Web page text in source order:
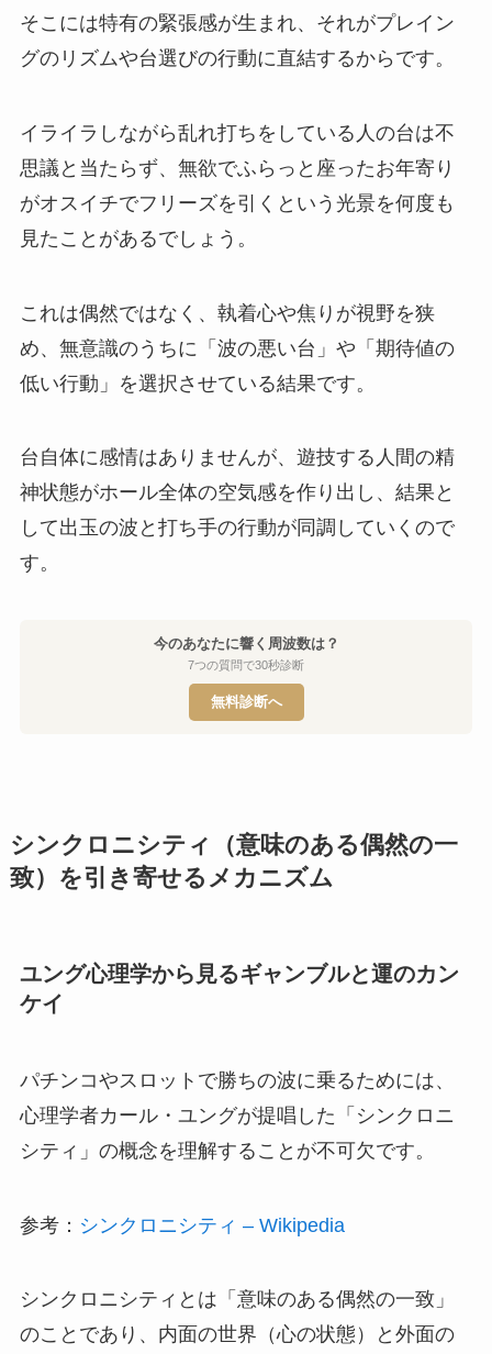
そこには特有の緊張感が生まれ、それがプレイン
グのリズムや台選びの行動に直結するからです。
イライラしながら乱れ打ちをしている人の台は不
思議と当たらず、無欲でふらっと座ったお年寄り
がオスイチでフリーズを引くという光景を何度も
見たことがあるでしょう。
これは偶然ではなく、執着心や焦りが視野を狭
め、無意識のうちに「波の悪い台」や「期待値の
低い行動」を選択させている結果です。
台自体に感情はありませんが、遊技する人間の精
神状態がホール全体の空気感を作り出し、結果と
して出玉の波と打ち手の行動が同調していくので
す。
今のあなたに響く周波数は？
7つの質問で30秒診断
無料診断へ
シンクロニシティ（意味のある偶然の一
致）を引き寄せるメカニズム
ユング心理学から見るギャンブルと運のカン
ケイ
パチンコやスロットで勝ちの波に乗るためには、
心理学者カール・ユングが提唱した「シンクロニ
シティ」の概念を理解することが不可欠です。
参考： シンクロニシティ – Wikipedia
シンクロニシティとは「意味のある偶然の一致」
のことであり、内面の世界（心の状態）と外面の